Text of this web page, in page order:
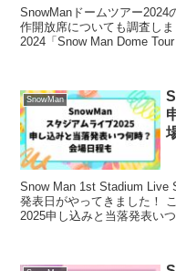
SnowManドームツアー2024
作開放席についても調査し
2024「Snow Man Dome
SnowMan
Snow Man 1st Stadium Live
発表日がやってきました！
2025申し込みと当落発表い